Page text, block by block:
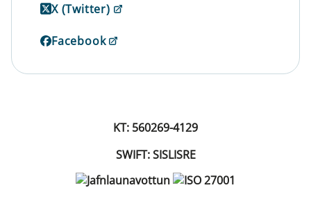
X (Twitter)
Facebook
KT: 560269-4129
SWIFT: SISLISRE